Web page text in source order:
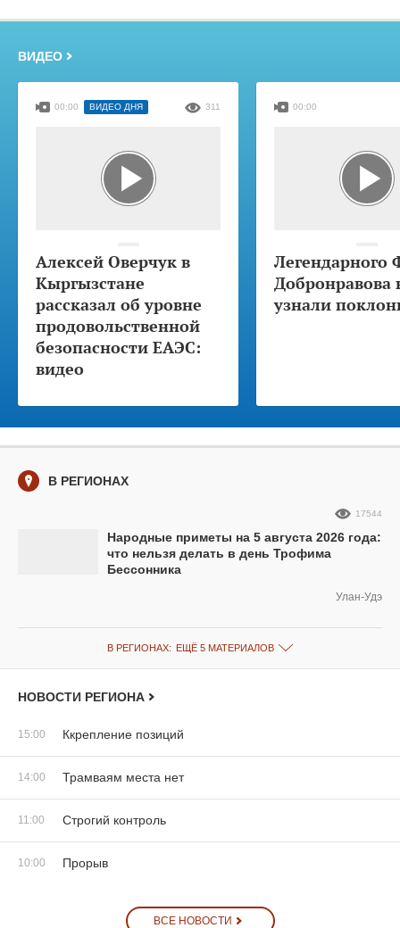
ВИДЕО
Алексей Оверчук в
Кыргызстане
рассказал об уровне
продовольственной
безопасности ЕАЭС:
видео
00:00 ВИДЕО ДНЯ 311
Легендарного
Добронравова
узнали
00:00
В РЕГИОНАХ
Народные приметы на 5 августа 2026 года:
что нельзя делать в день Трофима
Бессонника
17544
Улан-Удэ
В РЕГИОНАХ: ЕЩЁ 5 МАТЕРИАЛОВ
НОВОСТИ РЕГИОНА
15:00 Ккрепление позиций
14:00 Трамваям места нет
11:00 Строгий контроль
10:00 Прорыв
ВСЕ НОВОСТИ